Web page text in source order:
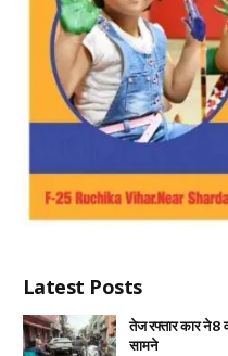
Latest Posts
तेज रफ्तार कार ने 8
सामने